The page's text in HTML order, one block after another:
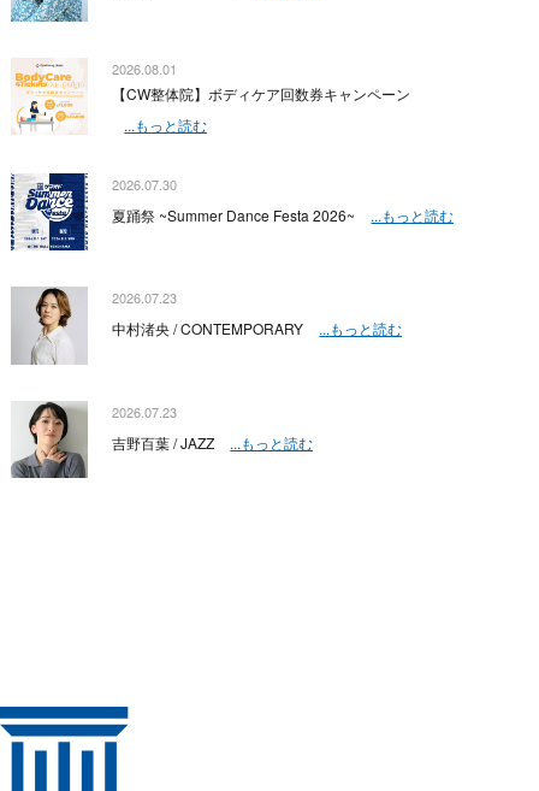
2026.08.01
【CW整体院】ボディケア回数券キャンペーン
...もっと読む
2026.07.30
夏踊祭 ~Summer Dance Festa 2026~ ...もっと読む
2026.07.23
中村渚央 / CONTEMPORARY ...もっと読む
2026.07.23
吉野百葉 / JAZZ ...もっと読む